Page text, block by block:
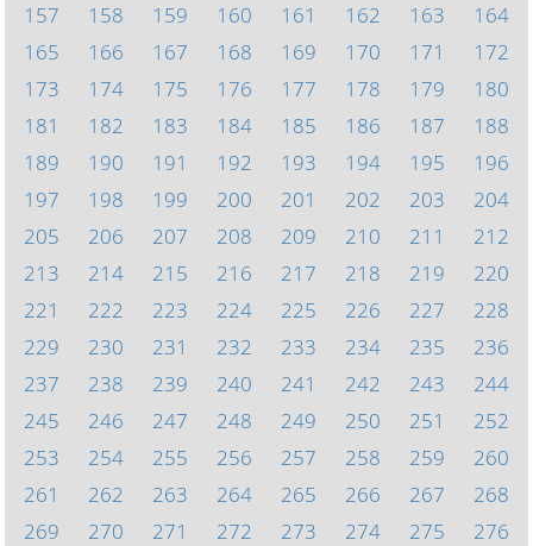
157
158 159 160 161 162 163
164
165
166 167 168 169 170 171
172
173
174 175 176 177 178 179
180
181
182 183 184 185 186 187
188
189
190 191 192 193 194 195
196
197
198 199 200 201 202 203
204
205
206 207 208 209 210 211
212
213
214 215 216 217 218 219
220
221
222 223 224 225 226 227
228
229
230 231 232 233 234 235
236
237
238 239 240 241 242 243
244
245
246 247 248 249 250 251
252
253
254 255 256 257 258 259
260
261
262 263 264 265 266 267
268
269
270 271 272 273 274 275
276